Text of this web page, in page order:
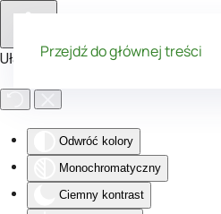
Ułatwienia dostępu
Odwróć kolory
Monochromatyczny
Ciemny kontrast
Przejdź do głównej treści